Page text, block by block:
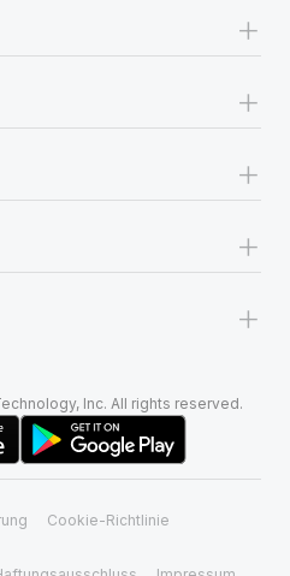
+
+
+
+
+
Inc. All rights reserved.
Cookie-Richtlinie